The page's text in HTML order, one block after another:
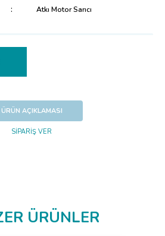
Atkı Motor Sarıcı
ÜRÜN AÇIKLAMASI
SİPARİŞ VER
ÜRÜNLER